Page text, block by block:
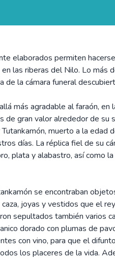
elaborados permiten
las riberas del Nilo. Lo más
de la cámara funeral
más agradable al faraón, en
de gran valor alrededor de su
muerto a la edad
días. La réplica fiel de su
plata y alabastro, así como
se encontraban
joyas y vestidos que el
sepultados también varios
dorado con plumas de
con vino, para que el
los placeres de la vida.